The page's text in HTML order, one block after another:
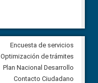
Veeduría Ciudadana para
construcción del asfaltado de
Ballenita del cantón Santa
Encuesta de servicios
Optimización de trámites
Plan Nacional Desarrollo
Contacto Ciudadano